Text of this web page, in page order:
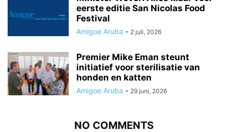
eerste editie San Nicolas Food
Festival
Amigoe Aruba - 2 juli, 2026
Premier Mike Eman steunt
initiatief voor sterilisatie van
honden en katten
Amigoe Aruba - 29 juni, 2026
NO COMMENTS